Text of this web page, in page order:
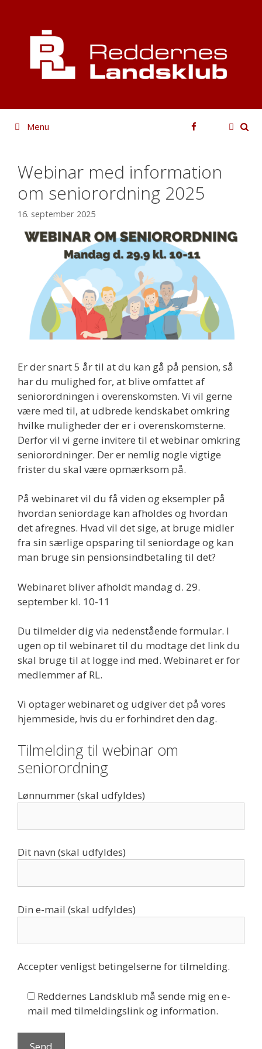
indhold
Facebook
Menu
Webinar med information
om seniorordning 2025
16. september 2025
Er der snart 5 år til at du kan gå på pension, så
har du mulighed for, at blive omfattet af
seniorordningen i overenskomsten. Vi vil gerne
være med til, at udbrede kendskabet omkring
hvilke muligheder der er i overenskomsterne.
Derfor vil vi gerne invitere til et webinar omkring
seniorordninger. Der er nemlig nogle vigtige
frister du skal være opmærksom på.
På webinaret vil du få viden og eksempler på
hvordan seniordage kan afholdes og hvordan
det afregnes. Hvad vil det sige, at bruge midler
fra sin særlige opsparing til seniordage og kan
man bruge sin pensionsindbetaling til det?
Webinaret bliver afholdt mandag d. 29.
september kl. 10-11
Du tilmelder dig via nedenstående formular. I
ugen op til webinaret til du modtage det link du
skal bruge til at logge ind med. Webinaret er for
medlemmer af RL.
Vi optager webinaret og udgiver det på vores
hjemmeside, hvis du er forhindret den dag.
Tilmelding til webinar om
seniorordning
Lønnummer (skal udfyldes)
Dit navn (skal udfyldes)
Din e-mail (skal udfyldes)
Accepter venligst betingelserne for tilmelding.
Reddernes Landsklub må sende mig en e-
mail med tilmeldingslink og information.